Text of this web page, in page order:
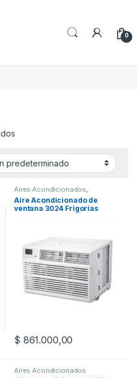
0
Aires Acondicionados,
ELECTRODOMÉSTICOS
Aire Acondicionado de
ventana 3024 Frigorías
$ 861.000,00
Aires Acondicionados